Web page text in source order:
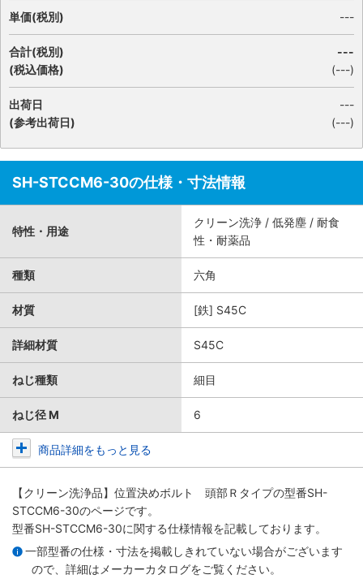
単価(税別) ---
合計(税別)
(税込価格)
---
(---)
出荷日
(参考出荷日)
---
(---)
SH-STCCM6-30の仕様・寸法情報
特性・用途
クリーン洗浄 / 低発塵 / 耐食
性・耐薬品
種類 六角
材質 [鉄] S45C
詳細材質 S45C
ねじ種類 細目
ねじ径 M 6
商品詳細をもっと見る
【クリーン洗浄品】位置決めボルト 頭部Ｒタイプの型番SH-
STCCM6-30のページです。
型番SH-STCCM6-30に関する仕様情報を記載しております。
一部型番の仕様・寸法を掲載しきれていない場合がございます
ので、詳細は メーカーカタログをご覧ください。